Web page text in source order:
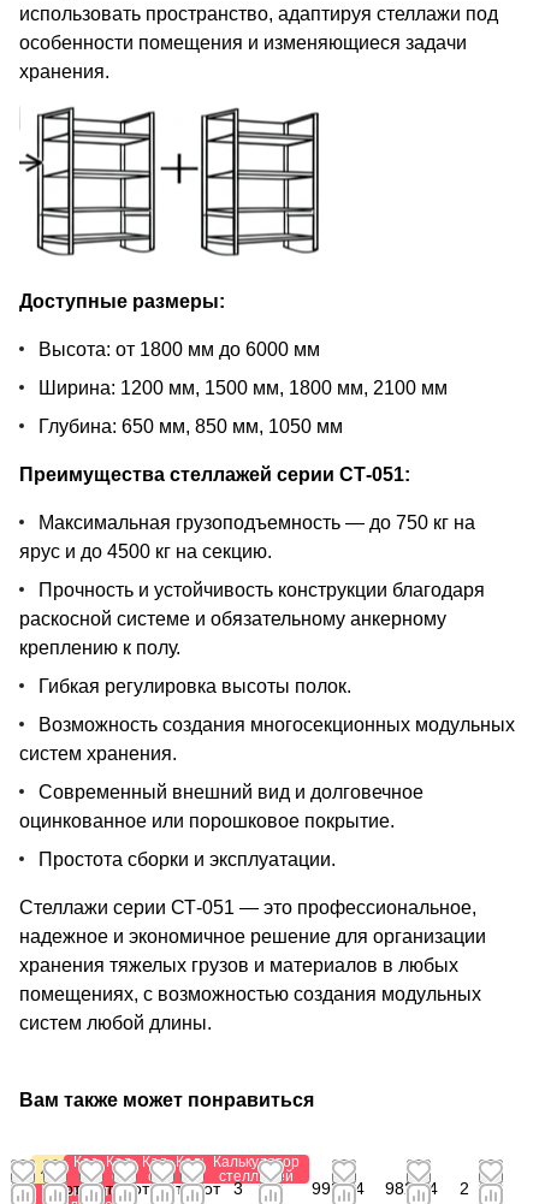
использовать пространство, адаптируя стеллажи под
особенности помещения и изменяющиеся задачи
хранения.
Доступные размеры:
Высота: от 1800 мм до 6000 мм
Ширина: 1200 мм, 1500 мм, 1800 мм, 2100 мм
Глубина: 650 мм, 850 мм, 1050 мм
Преимущества стеллажей серии СТ-051:
Максимальная грузоподъемность — до 750 кг на
ярус и до 4500 кг на секцию.
Прочность и устойчивость конструкции благодаря
раскосной системе и обязательному анкерному
креплению к полу.
Гибкая регулировка высоты полок.
Возможность создания многосекционных модульных
систем хранения.
Современный внешний вид и долговечное
оцинкованное или порошковое покрытие.
Простота сборки и эксплуатации.
Стеллажи серии СТ-051 — это профессиональное,
надежное и экономичное решение для организации
хранения тяжелых грузов и материалов в любых
помещениях, с возможностью создания модульных
систем любой длины.
Вам также может понравиться
Акция
Калькулятор
от
Калькулятор
стеллажей
от
Калькулятор
стеллажей
от
Калькулятор
стеллажей
от 1
Калькулятор
стеллажей
от
Калькулятор
стеллажей
от
3
992,64
982,44
2